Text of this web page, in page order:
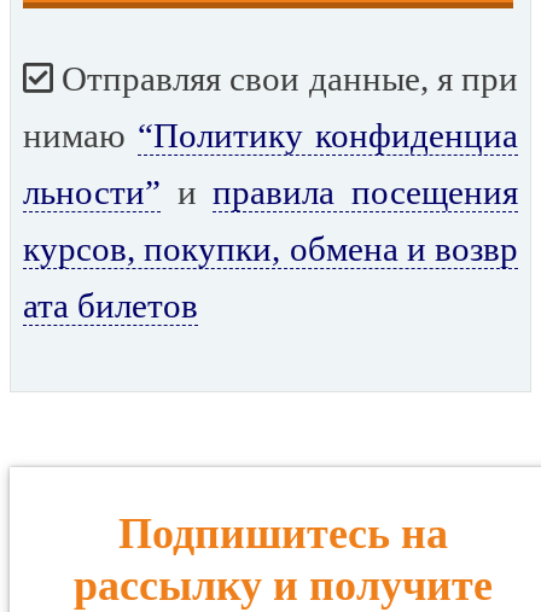
Отправляя свои данные, я при
нимаю “Политику конфиденциа
льности” иправила посещения
курсов, покупки, обмена и возвр
ата билетов
Подпишитесь на
рассылку и получите